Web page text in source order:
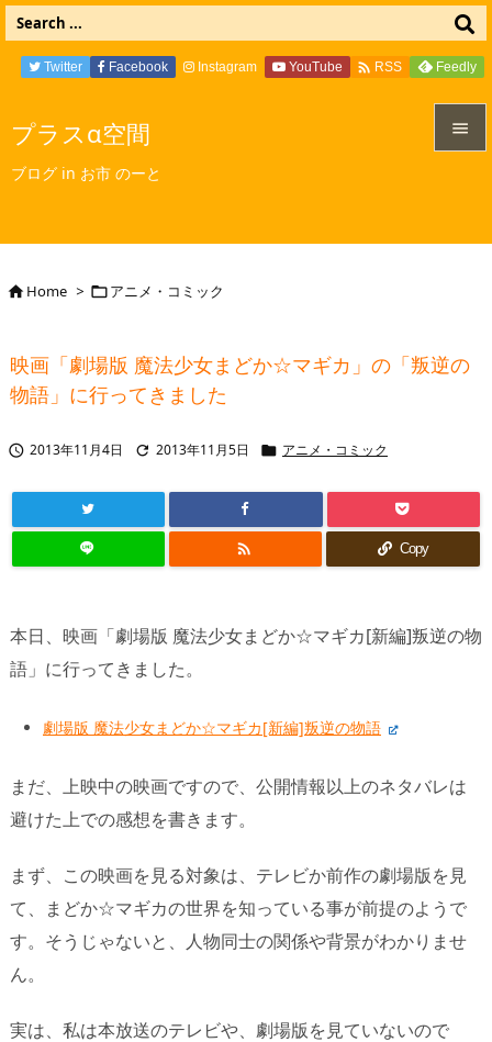
プラスα空間
ブログ in お市 のーと

次へ
Twitter Facebook Instagram YouTube  RSS Feedly
Home > アニメ・コミック
映画「劇場版 魔法少女まどか☆マギカ」の「叛逆の
物語」に行ってきました
 2013年11月4日  2013年11月5日  アニメ・コミック
 Copy
本日、映画「劇場版 魔法少女まどか☆マギカ[新編]叛逆の物
語」に行ってきました。
劇場版 魔法少女まどか☆マギカ[新編]叛逆の物語
まだ、上映中の映画ですので、公開情報以上のネタバレは
避けた上での感想を書きます。
まず、この映画を見る対象は、テレビか前作の劇場版を見
て、まどか☆マギカの世界を知っている事が前提のようで
す。そうじゃないと、人物同士の関係や背景がわかりませ
ん。
実は、私は本放送のテレビや、劇場版を見ていないので